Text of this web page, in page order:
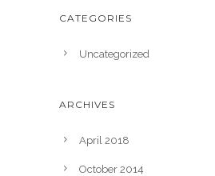
CATEGORIES
Uncategorized
ARCHIVES
April 2018
October 2014